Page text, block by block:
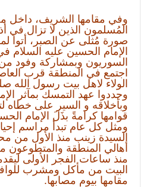
وفي مقامها الشريف، داخل
المُسلمون الذين لا تزال في
صورة مُثلى عن الصبر، أتوا
الإمام الحسين عليه
السوريون وبمشاركة وفود
اجتمع في المنطقة قرب
الولاء لاهل بيت رسول الله
وجددوا عهد التمسك بمآثر
وبأخلاقه و السير على خطاه
قوامها كرامةً بذَلَ الإمام
ومثل كل عام تبدأ مراسم
السيدة زينب منذ الأول من
أهالي المنطقة
منذ ساعات الفجر الأولى
البيت من مأكل ومشرب
مقامها بيوم مصابها.